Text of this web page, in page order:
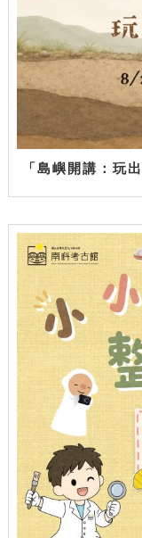
「島嶼開講：玩